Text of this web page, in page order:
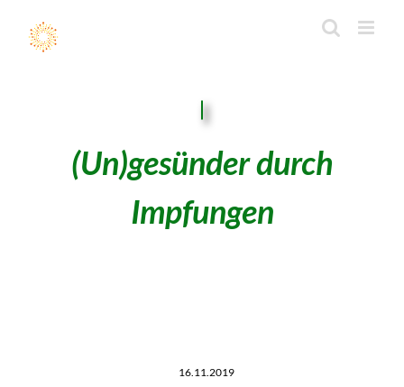
Inhalt
(Un)gesünderdurch
Impfungen
16.11.2019